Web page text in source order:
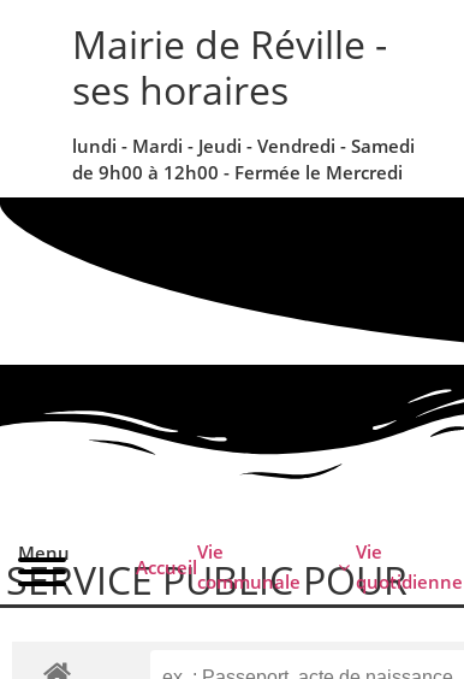
Mairie de Réville -
ses horaires
lundi - Mardi - Jeudi - Vendredi - Samedi
de 9h00 à 12h00 - Fermée le Mercredi
Menu
Accueil
Vie
communale
Vie
quotidienne
SERVICE PUBLIC POUR​